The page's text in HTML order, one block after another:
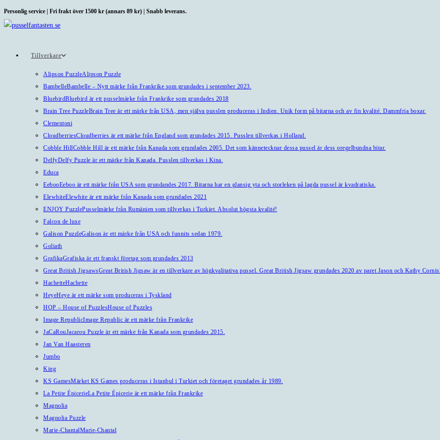
Hoppa
till
Personlig service | Fri frakt över 1500 kr (annars 89 kr) | Snabb leverans.
Tillverkare
Alipson PuzzleAlipson Puzzle
BambelleBambelle – Nytt märke från Frankrike som grundades i september 2023.
BluebirdBluebird är ett pusselmärke från Frankrike som grundades 2018
Brain Tree PuzzleBrain Tree är ett märke från USA, men själva pusslen produceras i Indien. Unik form på bitarna och av fin kvalité. Dammfria boxar.
Clementoni
CloudberriesCloudberries är ett märke från England som grundades 2015. Pusslen tillverkas i Holland.
Cobble HillCobble Hill är ett märke från Kanada som grundades 2005. Det som kännetecknar dessa pussel är dess oregelbundna bitar.
DelfyDelfy Puzzle är ett märke från Kanada. Pusslen tillverkas i Kina.
Educa
EebooEeboo är ett märke från USA som grundandes 2017. Bitarna har en glansig yta och storleken på lagda pussel är kvadratiska.
ElewhiteElewhite är ett märke från Kanada som grundades 2021
ENJOY PuzzlePusselmärke från Rumänien som tillverkas i Turkiet. Absolut högsta kvalité!
Falcon de luxe
Galison PuzzleGalison är ett märke från USA och funnits sedan 1979.
Goliath
GrafikaGrafiska är ett franskt företag som grundades 2013
Great British JigsawsGreat British Jigsaw är en tillverkare av högkvalitativa pussel. Great British Jigsaw grundades 2020 av paret Jason och Kathy
HachetteHachette
HeyeHeye är ett märke som produceras i Tyskland
HOP – House of PuzzlesHouse of Puzzles
Image RepublicImage Republic är ett märke från Frankrike
JaCaRouJacarou Puzzle är ett märke från Kanada som grundades 2015.
Jan Van Haasteren
Jumbo
King
KS GamesMärket KS Games produceras i Istanbul i Turkiet och företaget grundades år 1989.
La Petite ÉpicerieLa Petite Épicerie är ett märke från Frankrike
Magnolia
Magnolia Puzzle
Marie-ChantalMarie-Chantal